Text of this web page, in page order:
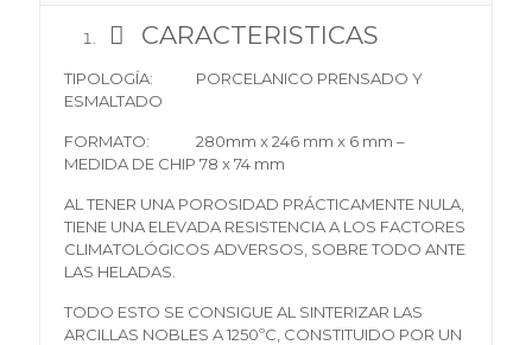
CARACTERISTICAS
TIPOLOGÍA: PORCELANICO PRENSADO Y
ESMAL TADO
FORMATO: 280mm x246 mm x 6 mm –
MEDIDA DE CHIP 78 x74 mm
AL TENER UNA POROSIDAD PRÁCTICAMENTE NULA
TIENE UNA ELEVADA RESISTENCIAA L OS FACTORES
CLIMATOL ÓGICOS ADVERSOS, SOBRETODO ANTE
LAS HELADAS
TODO ESTO SE CONSIGUEAL SINTERIZAR LAS
ARCILLAS NOBLES A1250ºC CONSTITUIDO POR UN